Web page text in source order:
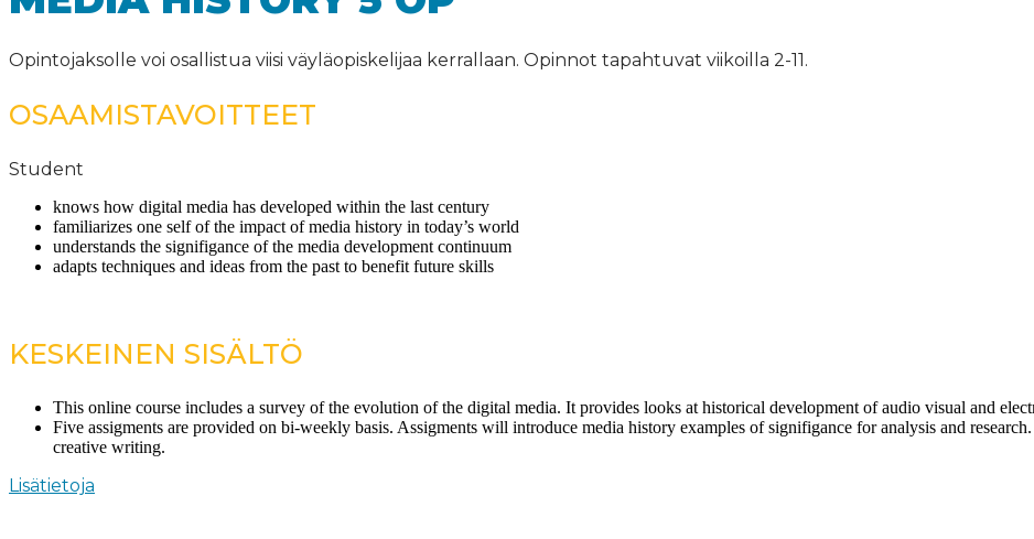
Opintojaksolle voi osallistua viisi väyläopiskelijaa kerrallaan. Opinnot tapahtuvat viikoilla 2-11.
OSAAMISTAVOITTEET
Student
knows how digital media has developed within the last century
familiarizes one self of the impact of media history in today’s world
understands the signifigance of the media development continuum
adapts techniques and ideas from the past to benefit future skills
KESKEINEN SISÄLTÖ
This online course includes a survey of the evolution of the digital media. It provides looks at historical development of audio visual and
Five assigments are provided on bi-weekly basis. Assigments will introduce media history examples of signifigance for analysis and
creative writing.
Lisätietoja